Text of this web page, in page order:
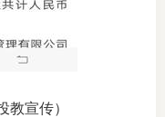
教宣传）